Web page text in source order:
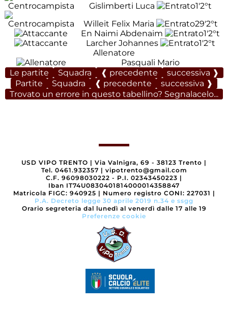
Gislimberti Luca
1'2°t
Willeit Felix Maria
29'2°t
En Naimi Abdenaim
1'2°t
Larcher Johannes
1'2°t
Allenatore
Pasquali Mario
Le partite
Squadra ❰ precedente
successiva ❱
Partite
Squadra ❰ precedente
successiva ❱
Trovato un errore in questo tabellino? Segnalacelo...
USD VIPO TRENTO | Via Valnigra, 69 - 38123 Trento |
Tel. 0461.932357 | vipotrento@gmail.com
C.F. 96098030222 - P.I. 02343450223 |
Iban IT74U0830401814000014358847
Matricola FIGC: 940925 | Numero registro CONI: 227031 |
P.A. Decreto legge 30 aprile 2019 n.34 e ssgg
Orario segreteria dal lunedì al venerdì dalle 17 alle 19
Preferenze cookie